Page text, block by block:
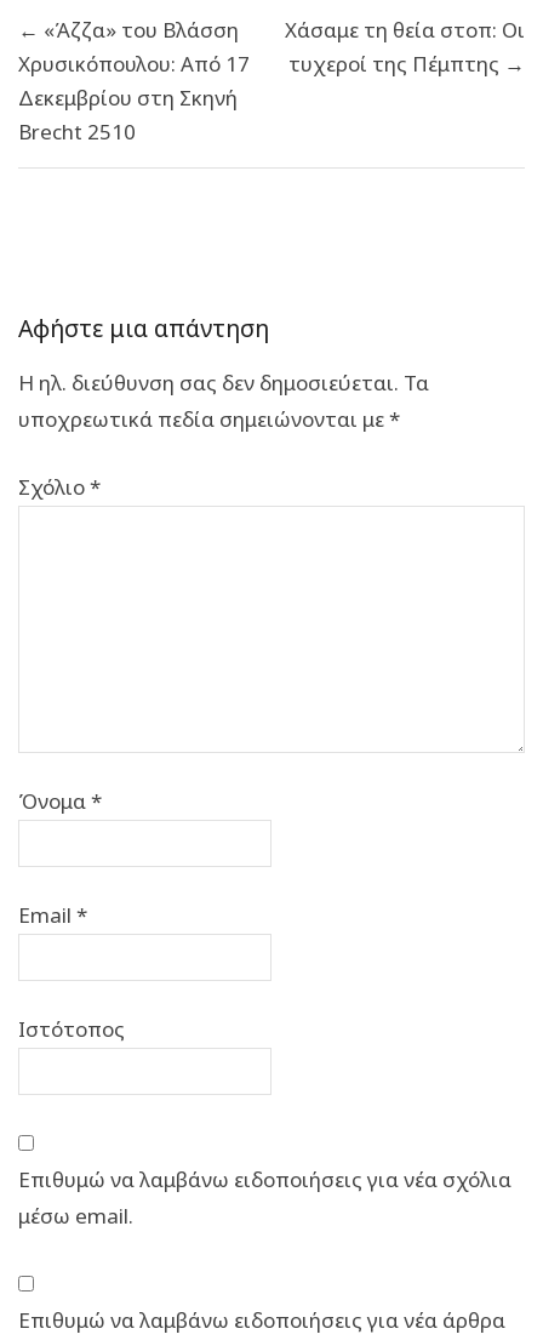
άρθρων
← «Άζζα» του Βλάσση
Χρυσικόπουλου: Από 17
Δεκεμβρίου στη Σκηνή
Brecht 2510
Χάσαμε τη θεία στοπ: Οι
τυχεροί της Πέμπτης →
Αφήστε μια απάντηση
Η ηλ. διεύθυνση σας δεν δημοσιεύεται. Τα
υποχρεωτικά πεδία σημειώνονται με*
Σχόλιο*
Όνομα*
Email *
Ιστότοπος
Επιθυμώ να λαμβάνω ειδοποιήσεις για νέα σχόλια
μέσω email.
Επιθυμώ να λαμβάνω ειδοποιήσεις για νέα άρθρα